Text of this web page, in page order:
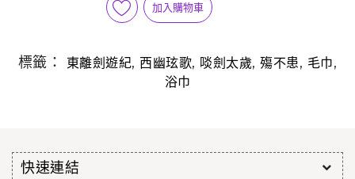
加入購物車
標籤： 東離劍遊紀, 西幽玹歌, 啖劍太歲,殤不患, 毛巾,
浴巾
快速連結